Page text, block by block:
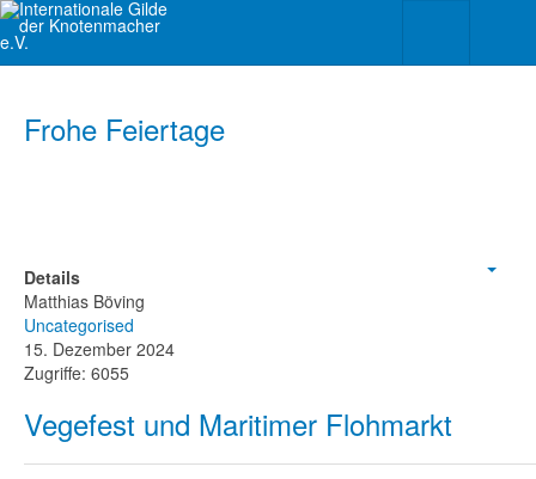
Frohe Feiertage
Details
Matthias Böving
Uncategorised
15. Dezember 2024
Zugriffe: 6055
Vegefest und Maritimer Flohmarkt